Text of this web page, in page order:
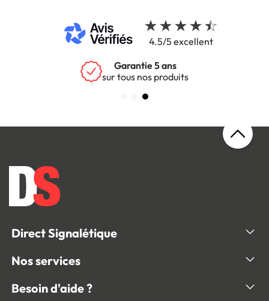
4.5/5 excellent
Garantie 5 ans
sur tous nos produits
Direct Signalétique
Nos services
Besoin d'aide ?